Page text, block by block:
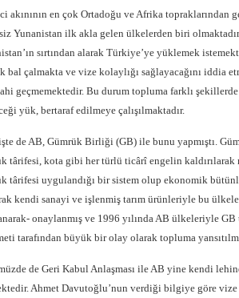
akınının en çok Ortadoğu ve Afrika topraklarından
Yunanistan ilk akla gelen ülkelerden biri
sırtından alarak Türkiye’ye yüklemek
bal çalmakta ve vize kolaylığı sağlayacağını iddia
geçmemektedir. Bu durum topluma farklı
yük, bertaraf edilmeye çalışılmaktadır.
de AB, Gümrük Birliği (GB) ile bunu yapmıştı.
târifesi, kota gibi her türlü ticârî engelin kaldırılarak
târifesi uygulandığı bir sistem olup ekonomik
kendi sanayi ve işlenmiş tarım ürünleriyle bu
onaylanmış ve 1996 yılında AB ülkeleriyle
tarafından büyük bir olay olarak topluma
de Geri Kabul Anlaşması ile AB yine kendi
Ahmet Davutoğlu’nun verdiği bilgiye göre vize